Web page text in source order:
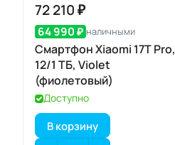
72 210 ₽
64 990 ₽ наличными
Смартфон Xiaomi 17T Pro,
12/1 ТБ, Violet
(фиолетовый)
Доступно
В корзину